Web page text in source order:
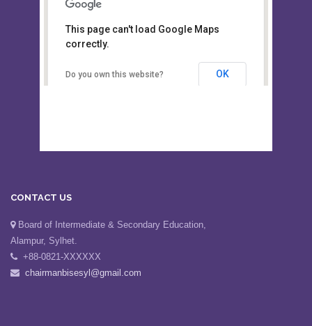
Board of Intermediate &
Secondary Education, Alampur,
This page can't load Google Maps
correctly.
Do you own this website? OK
CONTACT US
Board of Intermediate & Secondary Education,
Alampur, Sylhet.
+88-0821-XXXXXX
chairmanbisesyl@gmail.com